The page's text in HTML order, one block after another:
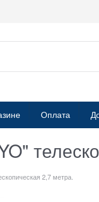
Оплата
2,7 метра.